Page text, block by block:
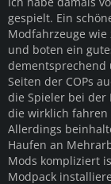
gespielt. Ein
Modfahrzeuge wie
und boten ein
dementsprechend
Seiten der COPs
die Spieler bei der
die wirklich fahren
Allerdings
Haufen an
Mods kompliziert
Modpack